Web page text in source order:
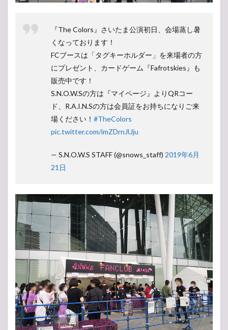
『The Colors』さいたま公演初日、会場蒸し暑
くなっております！
FCブースは「タグキーホルダー」を来場者の方
にプレゼント、カードゲーム『Fafrotskies』も
販売中です！
S.N.O.W.Sの方は『マイページ』よりQRコー
ド、R.A.I.N.Sの方は会員証をお持ちになりご来
場ください！ #TheColors
pic.twitter.com/imZDrnJUju
— S.N.O.W.S STAFF (@snows_staff) 2019年6月
21日